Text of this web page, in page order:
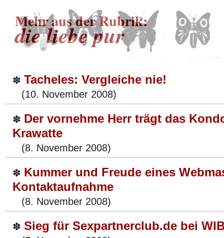
Mehr aus der Rubrik:
die liebe pur
✽ Tacheles: Vergleiche nie!
(10. November 2008)
✽ Der vornehme Herr trägt das
Krawatte
(8. November 2008)
✽ Kummer und Freude eines
Kontaktaufnahme
(8. November 2008)
✽ Sieg für Sexpartnerclub.de bei